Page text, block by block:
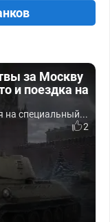
за Москву
и поездка на
на специальный...
2